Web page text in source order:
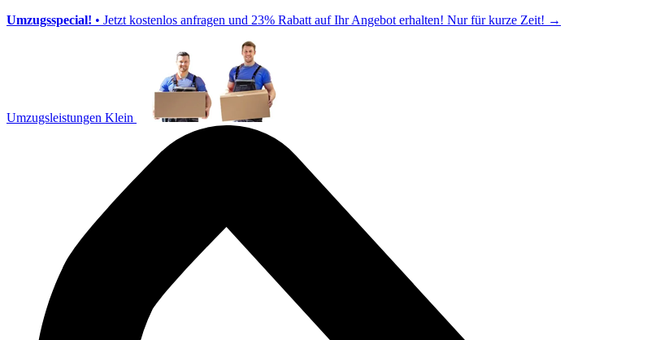
Umzugsspecial! • Jetzt kostenlos anfragen und 23% Rabatt auf Ihr Angebot erhalten! Nur für kurze Zeit! →
Umzugsleistungen Klein